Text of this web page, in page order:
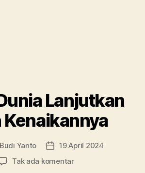
Lanjutkan
Kenaikannya
Budi Yanto
Tanggal
19 April 2024
Tak ada komentarpada